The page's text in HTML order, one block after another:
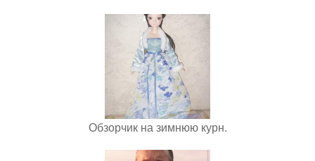
Обзорчик на зимнюю курн.